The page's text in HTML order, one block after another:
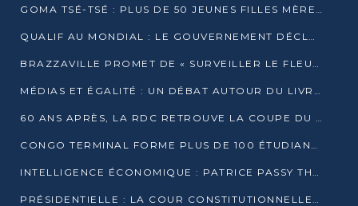
GOMA TSÉ-TSÉ : PLUS DE 50 JEUNES FILLES MÈRES SENSIBILISÉES À LA SANTÉ SEXUELLE
QUALIF AU MONDIAL : LE GOUVERNEMENT DÉCLARE LA JOURNÉE DU 1ER AVRIL 2026 CHÔMÉE ET PAYÉE
BRAZZAVILLE PROMET DE « SURVEILLER LE FLEUVE » APRÈS LA QUALIFICATION DE LA RDC AU MONDIAL
MÉDIAS ET ÉGALITÉ : UN DÉBAT AUTOUR DU LIVRE « CES FEMMES QUI REPRENNENT LE POUVOIR SUR LEUR VIE »
60 ANS APRÈS, LA RDC RETROUVE LA COUPE DU MONDE
CONGO TERMINAL FORME PLUS DE 100 ÉTUDIANTS AUX TECHNIQUES D’EMBAUCHE
INTELLIGENCE ÉCONOMIQUE : PATRICE PASSY THÉORISE UNE STRATÉGIE ADAPTÉE AUX CONTEXTES FRAGMENTÉS
PRÉSIDENTIELLE : LA COUR CONSTITUTIONNELLE CONFIRME LA VICTOIRE DE SASSOU NGUESSO AVEC 94,90 % DES SUFFRAGES